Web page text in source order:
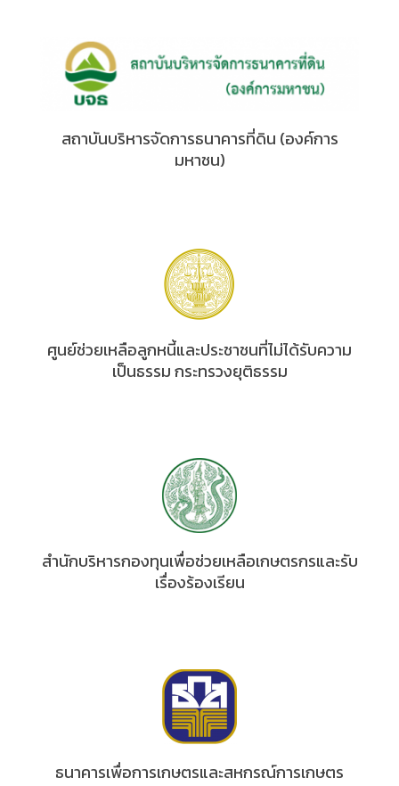
สถาบันบริหารจัดการธนาคารที่ดิน (องค์การ
มหาชน)
ศูนย์ช่วยเหลือลูกหนี้และประชาชนที่ไม่ได้รับความ
เป็นธรรม กระทรวงยุติธรรม
สำนักบริหารกองทุนเพื่อช่วยเหลือเกษตรกรและรับ
เรื่องร้องเรียน
ธนาคารเพื่อการเกษตรและสหกรณ์การเกษตร